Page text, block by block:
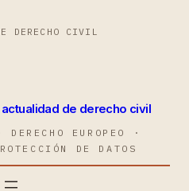
DERECHO CIVIL
de derecho civil
EUROPEO ·
DE DATOS